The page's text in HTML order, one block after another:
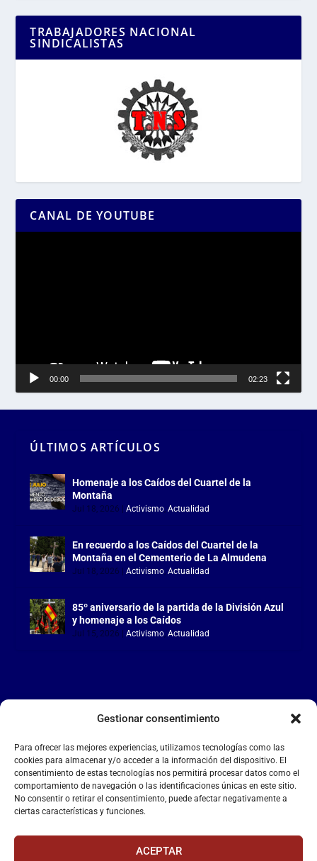
Gestionar consentimiento
Para ofrecer las mejores experiencias, utilizamos tecnologías como las
cookies para almacenar y/o acceder a la información del dispositivo. El
consentimiento de estas tecnologías nos permitirá procesar datos como el
comportamiento de navegación o las identificaciones únicas en este sitio.
No consentir o retirar el consentimiento, puede afectar negativamente a
ciertas características y funciones.
ACEPTAR
TRABAJADORES NACIONAL
SINDICALISTAS
CANAL DE YOUTUBE
00:00 02:23
ÚLTIMOS ARTÍCULOS
Homenaje a los Caídos del Cuartel de la
Montaña
Jul 18, 2026 |Activismo,Actualidad
En recuerdo a los Caídos del Cuartel de la
Montaña en el Cementerio de La Almudena
Jul 18, 2026 |Activismo,Actualidad
85º aniversario de la partida de la División Azul
y homenaje a los Caídos
Jul 15, 2026 |Activismo,Actualidad
LA FALANGE
Reproductor
de
vídeo